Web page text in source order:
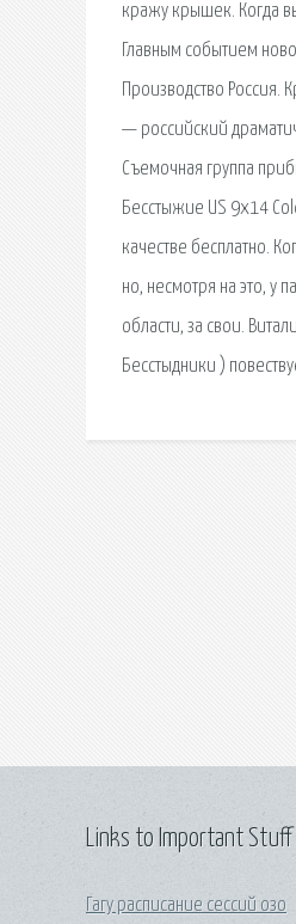
кражу крышек. Когда
Главным событием
Производство
— российский
Съемочная группа
Бесстыжие US 9x14
качестве бесплатно.
но, несмотря на это, у
области, за свои.
Бесстыдники )
Links to Important Stuff
Гагу расписание сессий озо